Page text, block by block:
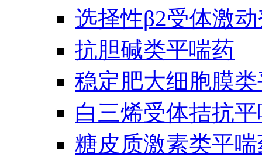
选择性β2受体激
抗胆碱类平喘药
稳定肥大细胞膜
白三烯受体拮抗
糖皮质激素类平